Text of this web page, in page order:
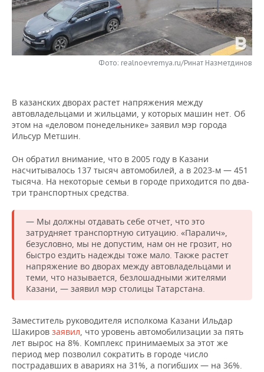
НЕФТЕХИМИЯ
НЕФТЬ
ОПК
РОЗНИЧНАЯ ТОРГОВЛЯ
ТРАНСПОРТ
НОВОСТИ ТЕХНОЛОГИЙ
IT
ТЕЛЕКОММУНИКАЦИИ
МЕРОПРИЯТИЯ
НОВОСТИ МЕРОПРИЯТИЙ
БИЗНЕС-БРАНЧИ
ONLINE-КОНФЕРЕНЦИИ
ОТКРЫТАЯ ЛЕКЦИЯ
СПОРТ
ФУТБОЛ
ХОККЕЙ
БАСКЕТБОЛ
ВОЛЕЙБОЛ
КИБЕРСПОРТ
ФИГУРНОЕ КАТАНИЕ
ВОДНЫЕ ВИДЫ СПОРТА
ХОККЕЙ С МЯЧОМ
НОВОСТИ ОБЩЕСТВА
ВЛАСТЬ
ИНФРАСТРУКТУРА
ИСТОРИЯ
КУЛЬТУРА
МЕДИЦИНА
ОБРАЗОВАНИЕ
ПРОИСШЕСТВИЯ
ФОТОГАЛЕРЕЯ
СЮЖЕТЫ
СПРАВОЧНИК
СПИСОК ПЕРСОН
СПИСОК КОМПАНИЙ
ПОЛНАЯ ВЕРСИЯ
Фото: realnoevremya.ru/Ринат Назметдинов
В казанских дворах растет напряжения между
автовладельцами и жильцами, у которых машин нет. Об
этом на «деловом понедельнике» заявил мэр города
Ильсур Метшин.
Он обратил внимание, что в 2005 году в Казани
насчитывалось 137 тысяч автомобилей, а в 2023-м — 451
тысяча. На некоторые семьи в городе приходится по два-
три транспортных средства.
— Мы должны отдавать себе отчет, что это
затрудняет транспортную ситуацию. «Паралич»,
безусловно, мы не допустим, нам он не грозит, но
быстро ездить надежды тоже мало. Также растет
напряжение во дворах между автовладельцами и
теми, что называется, безлошадными жителями
Казани, — заявил мэр столицы Татарстана.
Заместитель руководителя исполкома Казани Ильдар
Шакиров заявил, что уровень автомобилизации за пять
лет вырос на 8%. Комплекс принимаемых за этот же
период мер позволил сократить в городе число
пострадавших в авариях на 31%, а погибших — на 36%.